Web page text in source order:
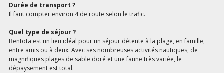
Durée de transport ?
Il faut compter environ 4 de route selon le trafic.
Quel type de séjour ?
Bentota est un lieu idéal pour un séjour détente à la plage, en famille,
entre amis ou à deux. Avec ses nombreuses activités nautiques, de
magnifiques plages de sable doré et une faune très variée, le
dépaysement est total.